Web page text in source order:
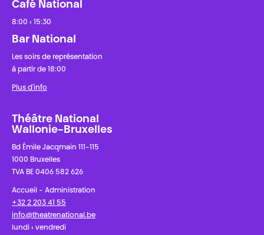
Café National
8:00 › 15:30
Bar National
Les soirs de représentation
à partir de 18:00
Plus d'info
Théâtre National
Wallonie-Bruxelles
Bd Émile Jacqmain 111-115
1000 Bruxelles
TVA BE 0406 582 626
Accueil - Administration
+32 2 203 41 55
info@theatrenational.be
lundi › vendredi